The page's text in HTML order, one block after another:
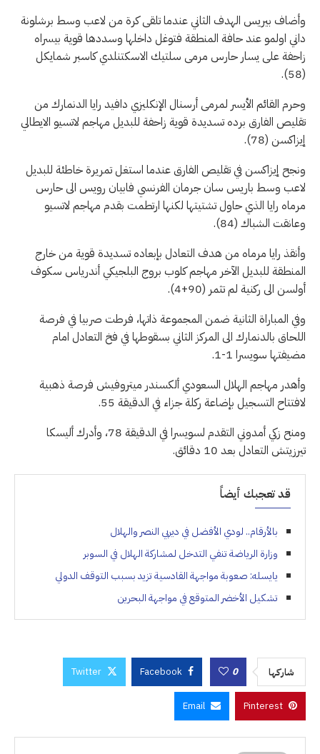
وأضاف بيريس الهدف الثاني عندما تلقى كرة من لاعب وسط برشلونة
داني اولمو عند حافة المنطقة فتوغل داخلها وسددها قوية بيسراه
زاحفة على يسار حارس مرمى سلتيك الاسكتنلدي كاسبر شمايكل
(58).
وحرم القائم الأيسر لمرمى أرسنال الإنكليزي دافيد رايا الدنمارك من
تقليص الفارق برده تسديدة قوية زاحفة للبديل مهاجم لاتسيو الايطالي
إيزاكسن (78).
ونجح إيزاكسن في تقليص الفارق عندما استغل تمريرة خاطئة للبديل
لاعب وسط باريس سان جرمان الفرنسي فابيان رويس الى حارس
مرماه رايا الذي حاول تشتيتها لكنها ارتطمت بقدم مهاجم لاتسيو
وعانقت الشباك (84).
وأنقذ رايا مرماه من هدف التعادل بإبعاده تسديدة قوية من خارج
المنطقة للبديل الآخر مهاجم كلوب بروج البلجيكي أندرياس سكوف
أولسن الى ركنية لم تثمر (90+4).
وفي المباراة الثانية ضمن المجموعة ذاتها، فرطت صربيا في فرصة
اللحاق بالدنمارك الى المركز الثاني بسقوطها في فخ التعادل امام
مضيفتها سويسرا 1-1.
وأهدر مهاجم الهلال السعودي ألكسندر ميتروفيش فرصة ذهبية
لافتتاح التسجيل بإضاعة ركلة جزاء في الدقيقة 55.
ومنح زكي أمدوني التقدم لسويسرا في الدقيقة 78، وأدرك أليسكا
تيرزيتش التعادل بعد 10 دقائق.
قد تعجبك أيضاً
بالأرقام.. لودي الأفضل في ديربي النصر والهلال
وزارة الرياضة تنفي التدخل لمشاركة الهلال في السوبر
يايسله: صعوبة مواجهة القادسية تزيد بسبب التوقف الدولي
تشكيل الأخضر المتوقع في مواجهة البحرين
شاركها 0
Facebook
Twitter
Pinterest
Email